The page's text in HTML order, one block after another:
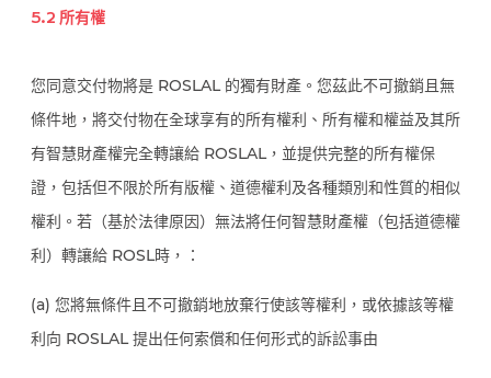
5.2 所有權
您同意交付物將是 ROSLAL 的獨有財產。您茲此不可撤銷且無
條件地，將交付物在全球享有的所有權利、所有權和權益及其所
有智慧財產權完全轉讓給 ROSLAL，並提供完整的所有權保
證，包括但不限於所有版權、道德權利及各種類別和性質的相似
權利。若（基於法律原因）無法將任何智慧財產權（包括道德權
利）轉讓給 ROSL時，：
(a) 您將無條件且不可撤銷地放棄行使該等權利，或依據該等權
利向 ROSLAL 提出任何索償和任何形式的訴訟事由